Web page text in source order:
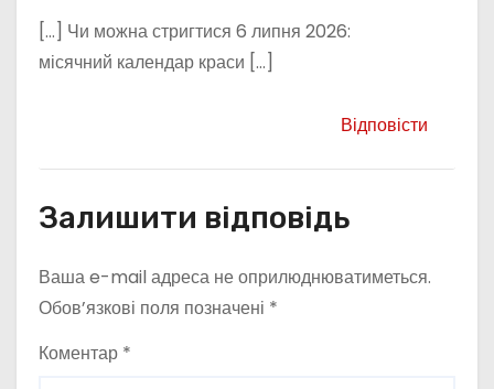
[…] Чи можна стригтися 6 липня 2026:
місячний календар краси […]
Відповісти
Залишити відповідь
Ваша e-mail адреса не оприлюднюватиметься.
Обов’язкові поля позначені *
Коментар *